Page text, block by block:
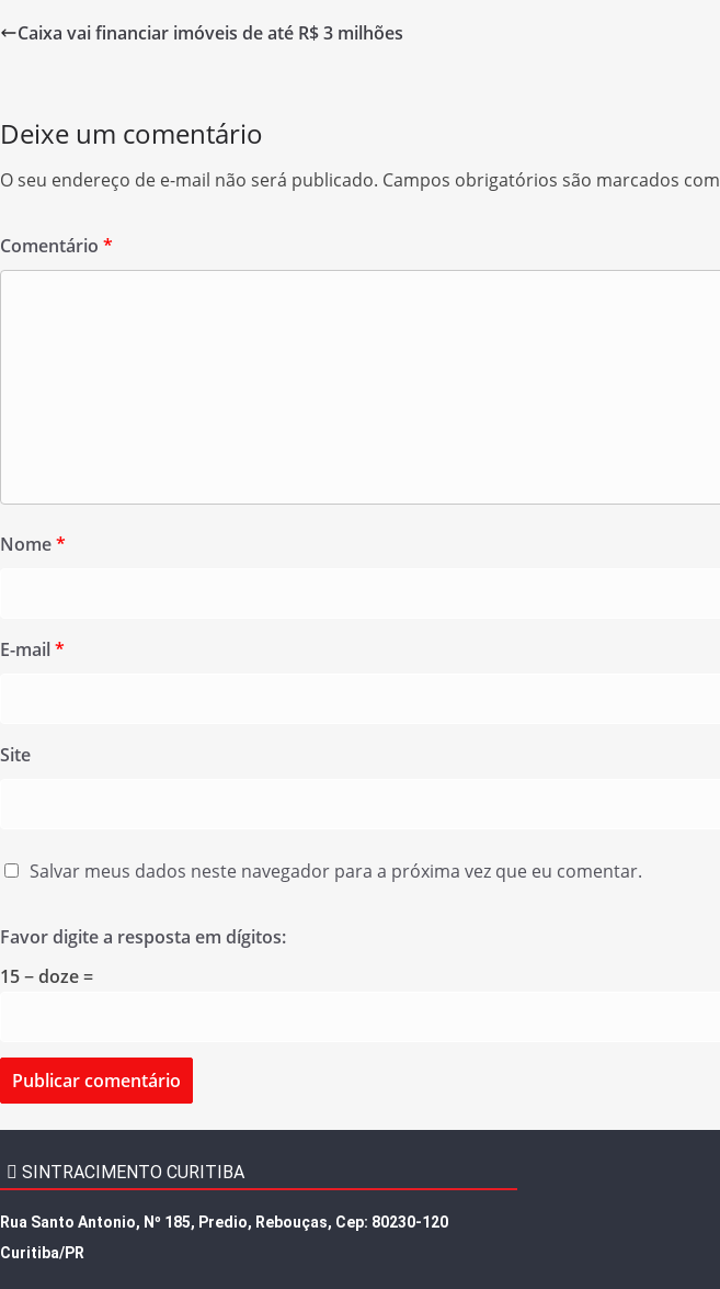
e
o
k
er e
Caixa vai financiar imóveis de até R$ 3 milhões
Deixe um comentário
O seu endereço de e-mail não será publicado. Campos obrigatórios são marcados com
Comentário *
Nome*
E-mail*
Site
Salvar meus dados neste navegador para a próxima vez que eu comentar.
Favor digite a resposta em dígitos:
15 − doze =
SINTRACIMENTO CURITIBA
Rua Santo Antonio, Nº 185, Predio, Rebouças, Cep: 80230-120
Curitiba/PR